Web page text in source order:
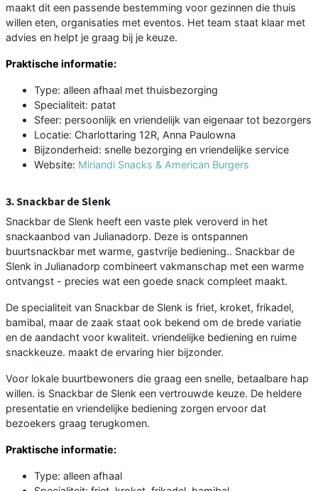
maakt dit een passende bestemming voor gezinnen die thuis
willen eten, organisaties met eventos. Het team staat klaar met
advies en helpt je graag bij je keuze.
Praktische informatie:
Type: alleen afhaal met thuisbezorging
Specialiteit: patat
Sfeer: persoonlijk en vriendelijk van eigenaar tot bezorgers
Locatie: Charlottaring 12R, Anna Paulowna
Bijzonderheid: snelle bezorging en vriendelijke service
Website: Miriandi Snacks & American Burgers
3. Snackbar de Slenk
Snackbar de Slenk heeft een vaste plek veroverd in het
snackaanbod van Julianadorp. Deze is ontspannen
buurtsnackbar met warme, gastvrije bediening.. Snackbar de
Slenk in Julianadorp combineert vakmanschap met een warme
ontvangst - precies wat een goede snack compleet maakt.
De specialiteit van Snackbar de Slenk is friet, kroket, frikadel,
bamibal, maar de zaak staat ook bekend om de brede variatie
en de aandacht voor kwaliteit. vriendelijke bediening en ruime
snackkeuze. maakt de ervaring hier bijzonder.
Voor lokale buurtbewoners die graag een snelle, betaalbare hap
willen. is Snackbar de Slenk een vertrouwde keuze. De heldere
presentatie en vriendelijke bediening zorgen ervoor dat
bezoekers graag terugkomen.
Praktische informatie:
Type: alleen afhaal